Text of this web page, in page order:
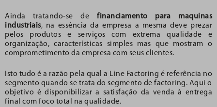
Ainda tratando-se definanciamento para maquinas
industriais, na essência da empresa a mesma deve prezar
pelos produtos e serviços com extrema qualidade e
organização, características simples mas que mostram o
comprometimento da empresa com seus clientes.
Isto tudo é a razão pela qual a Line Factoring é referência no
segmento quando se trata do segmento de factoring. Aqui o
objetivo é disponibilizar a satisfação da venda à entrega
final com foco total na qualidade.